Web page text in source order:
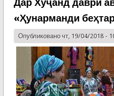
«Ҳунарманди
Опубликовано чт, 19/04/2018 -